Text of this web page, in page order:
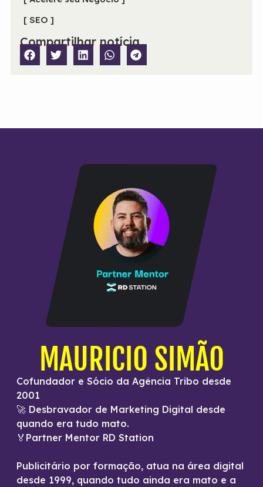
[ SEO ]
Compartilhar notícia
MAURICIO SIMÃO
Cofundador e Sócio da Agência Tribo desde
2001
🚀 Desbravador de Marketing Digital desde
quando era tudo mato.
🏅Partner Mentor RD Station
Publicitário por formação, atua na área digital
desde 1999, quando tudo ainda era mato e a